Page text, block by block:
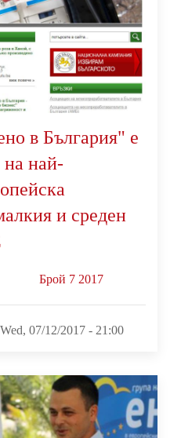
в България" е
на най-
и среден
Брой 7 2017
Wed, 07/12/2017 - 21:00